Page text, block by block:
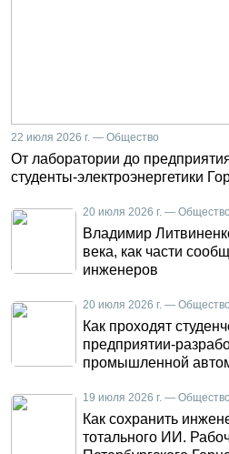
22 июля 2026 г. — Общество
От лаборатории до
студенты-электроэнергетики
20 июля 2026 г. — Общество
Владимир
века, как части
инженеров
20 июля 2026 г. — Общество
Как проходят
предприятии-
промышленной
19 июля 2026 г. — Общество
Как сохранить
тотального ИИ.